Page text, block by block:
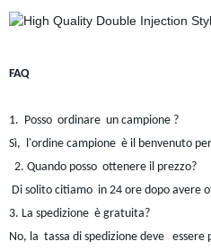
FAQ
1. Posso ordinare un campione ?
Sì, l'ordine campione è il benvenuto
2. Quando posso ottenere il prezzo?
Di solito citiamo in 24 ore dopo
3. La spedizione è gratuita?
No, la tassa di spedizione deve essere